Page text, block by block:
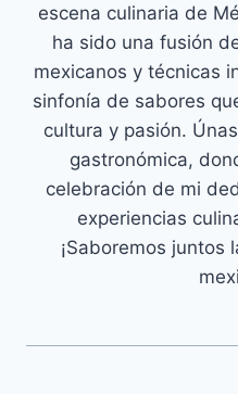
escena culinaria de
ha sido una fusión
mexicanos y técnicas
sinfonía de sabores
cultura y pasión.
gastronómica,
celebración de mi
experiencias
¡Saboremos juntos